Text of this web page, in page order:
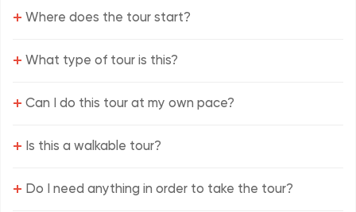
+ Where does the tour start?
+ What type of tour is this?
+ Can I do this tour at my own pace?
+ Is this a walkable tour?
+ Do I need anything in order to take the tour?